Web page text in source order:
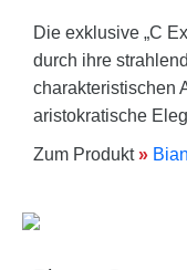
Die exklusive „C
durch ihre
charakteristischen
aristokratische
Zum Produkt»